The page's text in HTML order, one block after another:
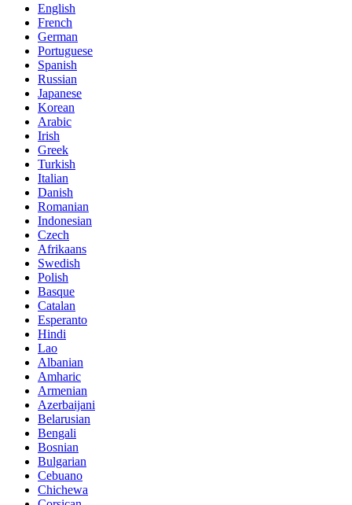
English
French
German
Portuguese
Spanish
Russian
Japanese
Korean
Arabic
Irish
Greek
Turkish
Italian
Danish
Romanian
Indonesian
Czech
Afrikaans
Swedish
Polish
Basque
Catalan
Esperanto
Hindi
Lao
Albanian
Amharic
Armenian
Azerbaijani
Belarusian
Bengali
Bosnian
Bulgarian
Cebuano
Chichewa